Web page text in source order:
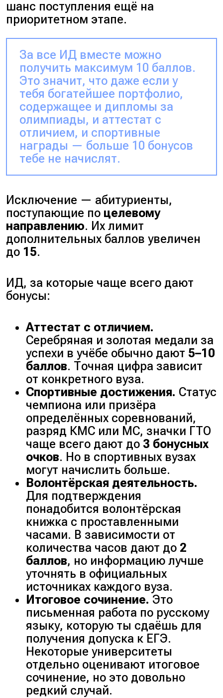
шанс поступления ещё на
приоритетном этапе.
За все ИД вместе можно
получить максимум 10 баллов.
Это значит, что даже если у
тебя богатейшее портфолио,
содержащее и дипломы за
олимпиады, и аттестат с
отличием, и спортивные
награды — больше 10 бонусов
тебе не начислят.
Исключение — абитуриенты,
поступающие по целевому
направлению. Их лимит
дополнительных баллов увеличен
до 15.
ИД, за которые чаще всего дают
бонусы:
Аттестат с отличием.
Серебряная и золотая медали за
успехи в учёбе обычно дают 5–10
баллов. Точная цифра зависит
от конкретного вуза.
Спортивные достижения. Статус
чемпиона или призёра
определённых соревнований,
разряд КМС или МС, значки ГТО
чаще всего дают до 3 бонусных
очков. Но в спортивных вузах
могут начислить больше.
Волонтёрская деятельность.
Для подтверждения
понадобится волонтёрская
книжка с проставленными
часами. В зависимости от
количества часов дают до 2
баллов, но информацию лучше
уточнять в официальных
источниках каждого вуза.
Итоговое сочинение. Это
письменная работа по русскому
языку, которую ты сдаёшь для
получения допуска к ЕГЭ.
Некоторые университеты
отдельно оценивают итоговое
сочинение, но это довольно
редкий случай.